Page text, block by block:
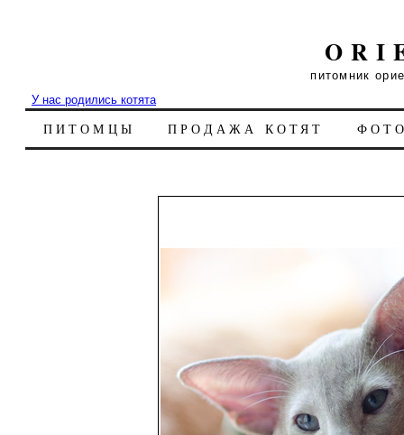
питомник
У нас родились котята
ПИТОМЦЫ ПРОДАЖА КОТЯТ